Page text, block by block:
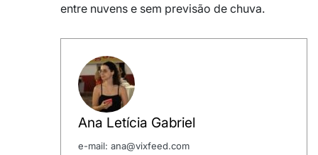
entre nuvens e sem previsão de chuva.
Ana Letícia Gabriel
e-mail: ana@vixfeed.com